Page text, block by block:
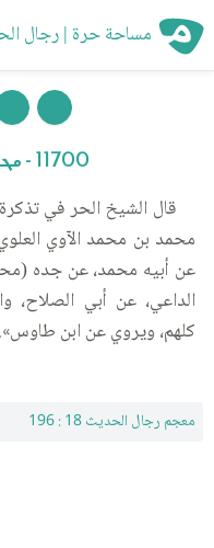
مساحة حرة | رجال
11700 - محمد بن محمد الآوي
محمد بن محمد الآوي
عن أبيه محمد، عن جده
الداعي، عن أبي الصلاح،
كلهم، ويروي عن ابن طاوس».
معجم رجال الحديث 18 : 196